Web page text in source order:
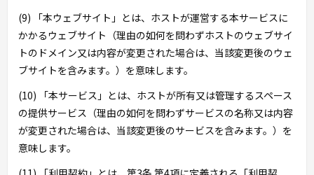
(9) 「本ウェブサイト」とは、ホストが運営する本サービスに
かかるウェブサイト（理由の如何を問わずホストのウェブサイ
トのドメイン又は内容が変更された場合は、当該変更後のウェ
ブサイトを含みます。）を意味します。
(10) 「本サービス」とは、ホストが所有又は管理するスペース
の提供サービス（理由の如何を問わずサービスの名称又は内容
が変更された場合は、当該変更後のサービスを含みます。）を
意味します。